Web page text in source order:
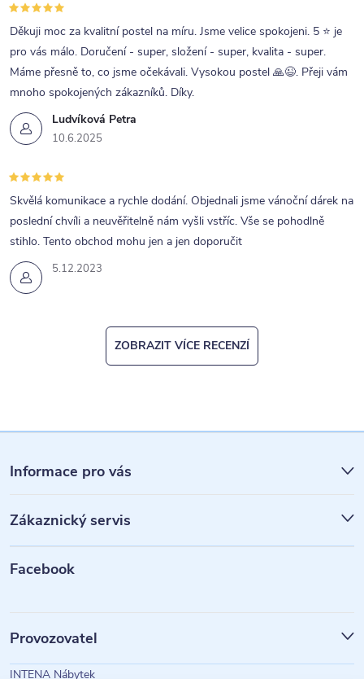
Ludvíková Petra
10.6.2025
Děkuji moc za kvalitní postel na míru. Jsme velice spokojeni. 5 ⭐ je
pro vás málo. Doručení - super, složení - super, kvalita - super.
Máme přesně to, co jsme očekávali. Vysokou postel 🙏😉. Přeji vám
mnoho spokojených zákazníků. Díky.
5.12.2023
Skvělá komunikace a rychle dodání. Objednali jsme vánoční dárek na
poslední chvíli a neuvěřitelně nám vyšli vstříc. Vše se pohodlně
stihlo. Tento obchod mohu jen a jen doporučit
ZOBRAZIT VÍCE RECENZÍ
á
p
a
Informace pro vás
Zákaznický servis
Facebook
Provozovatel
INTENA Nábytek